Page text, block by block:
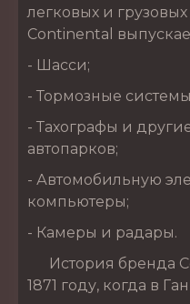
легковых и
Continental
- Шасси;
- Тормозные
- Тахографы и
автопарков;
- Автомобильную
компьютеры;
- Камеры и радары.
История бренда
1871 году, когда в